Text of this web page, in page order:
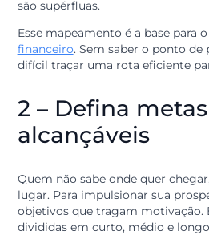
exatamente onde você está.
para as faturas ou para o
o conhecimento é o que traz
Liste todas as suas fontes de
Ter clareza sobre o seu fluxo
desperdícios e entender quais
Esse mapeamento é a base
financeiro. Sem saber o
difícil traçar uma rota eficiente